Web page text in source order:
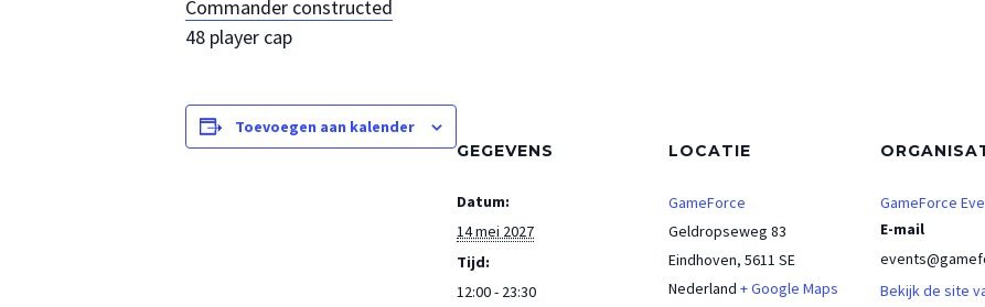
Commander constructed
48 player cap
Toevoegen aan kalender
GEGEVENS
Datum:
14 mei 2027
Tijd:
12:00 - 23:30
LOCATIE
GameForce
Geldropseweg 83
Eindhoven, 5611 SE
Nederland + Google Maps
GameForce
E-mail
Bekijk de site